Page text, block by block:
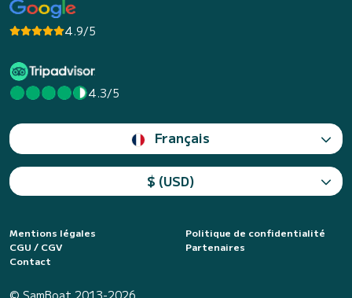
4.9/5
4.3/5
Français
$ (USD)
Mentions légales
Politique de confidentialité
CGU / CGV
Partenaires
Contact
© SamBoat 2013-2026